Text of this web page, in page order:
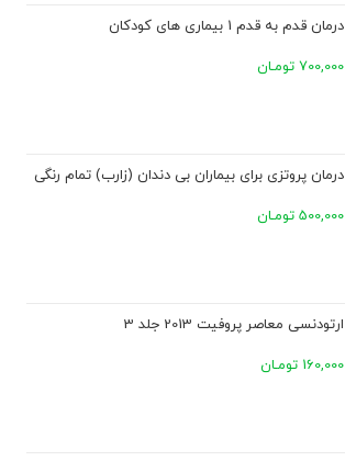
درمان قدم به قدم 1 بیماری های کودکان
700,000 تومـان
درمان پروتزی برای بیماران بی دندان (زارب) تمام رنگی
500,000 تومـان
ارتودنسی معاصر پروفیت 2013 جلد 3
160,000 تومـان